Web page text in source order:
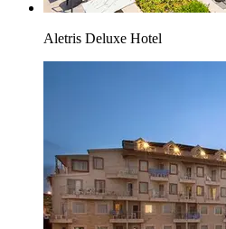
Aletris Deluxe Hotel